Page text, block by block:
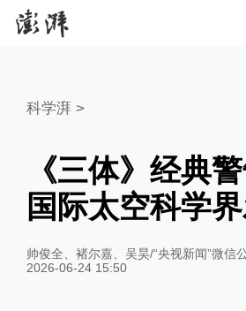
科学湃 >
《三体》经典
国际太空科学
帅俊全、褚尔嘉、吴昊/“央视新闻”微信
2026-06-24 15:50